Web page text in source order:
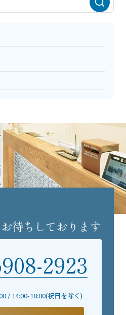
待ちしております
2923
/ 14:00-18:00(祝日を除く)